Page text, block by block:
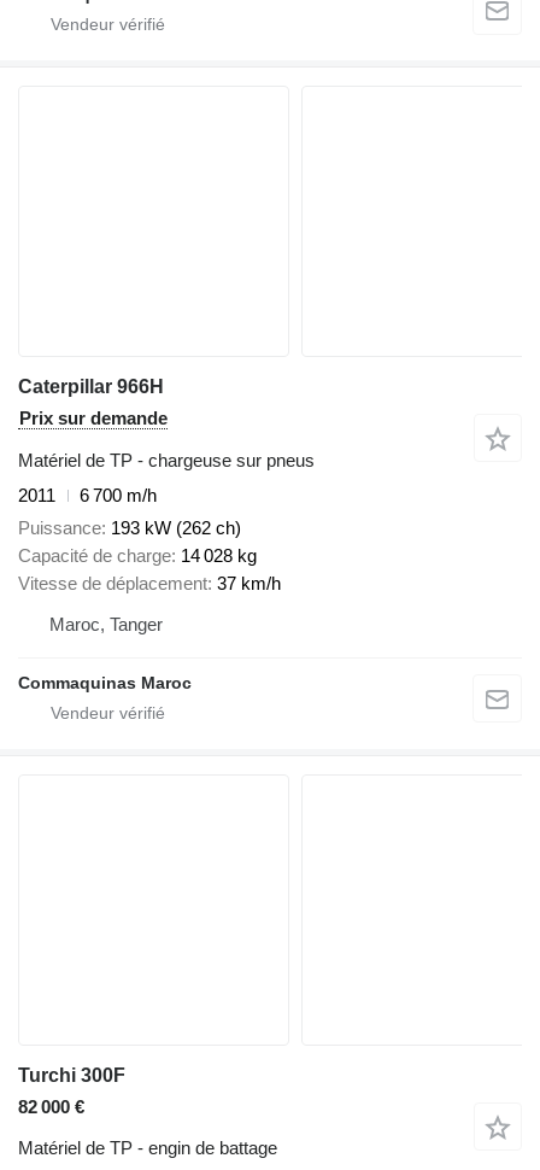
Caterpillar 966H
Prix sur demande
Matériel de TP - chargeuse sur pneus
2011
6 700 m/h
Puissance 193 kW (262 ch)
Capacité de charge 14 028 kg
Vitesse de déplacement 37 km/h
Maroc, Tanger
Commaquinas Maroc
Turchi 300F
82 000 €
Matériel de TP - engin de battage